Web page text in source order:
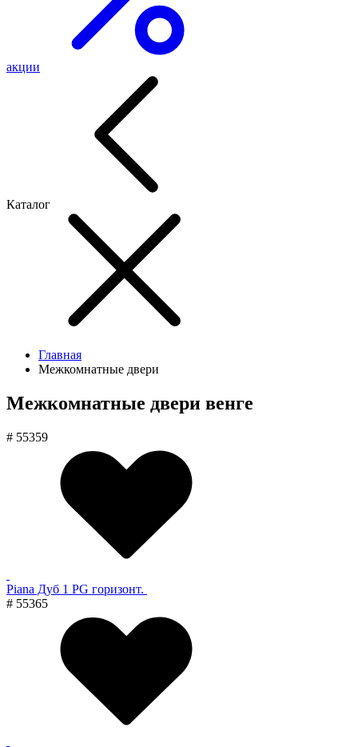
акции
Каталог
Главная
Межкомнатные двери
Межкомнатные двери венге
# 55359
Piana Дуб 1 PG горизонт.
# 55365